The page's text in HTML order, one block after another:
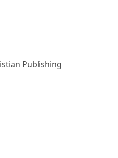
Publishing